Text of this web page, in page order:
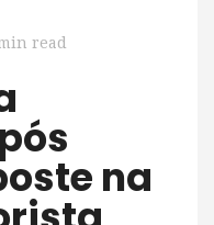
read
na